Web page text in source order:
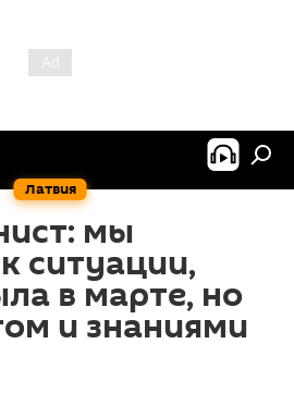
Латвия
мы
ситуации,
в марте, но
и знаниями